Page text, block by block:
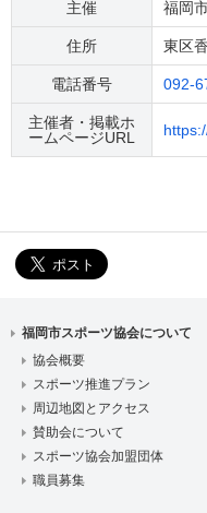
主催 福岡
住所 東区
電話番号 092-
主催者・掲載ホ
ームページURL
福岡市スポーツ協会について
協会概要
スポーツ推進プラン
周辺地図とアクセス
賛助会について
スポーツ協会加盟団体
職員募集